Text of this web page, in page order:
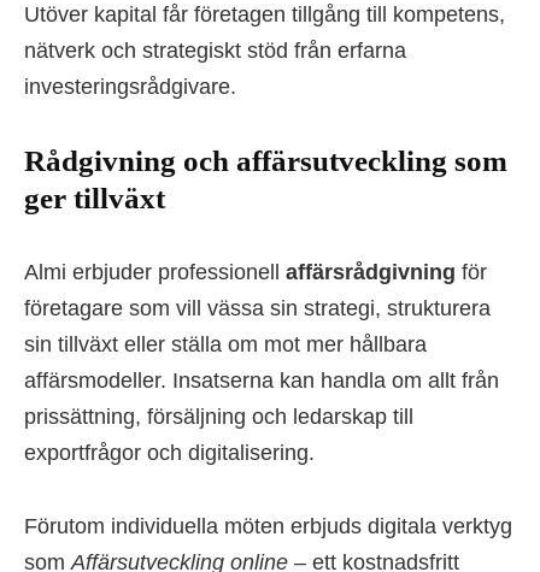
Utöver kapital får företagen tillgång till kompetens,
nätverk och strategiskt stöd från erfarna
investeringsrådgivare.
Rådgivning och affärsutveckling som
ger tillväxt
Almi erbjuder professionell affärsrådgivning för
företagare som vill vässa sin strategi, strukturera
sin tillväxt eller ställa om mot mer hållbara
affärsmodeller. Insatserna kan handla om allt från
prissättning, försäljning och ledarskap till
exportfrågor och digitalisering.
Förutom individuella möten erbjuds digitala verktyg
som Affärsutveckling online – ett kostnadsfritt